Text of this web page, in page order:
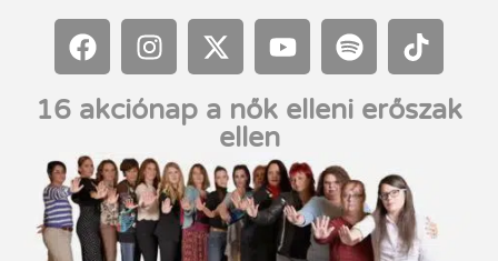
16 akciónap a nők elleni erőszak
ellen